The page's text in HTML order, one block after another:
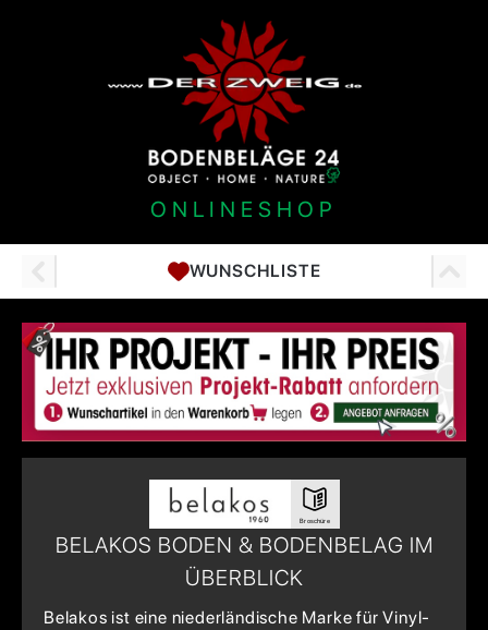
ONLINESHOP
WUNSCHLISTE
Broschüre
BELAKOS BODEN & BODENBELAG IM
ÜBERBLICK
Belakos ist eine niederländische Marke für Vinyl-